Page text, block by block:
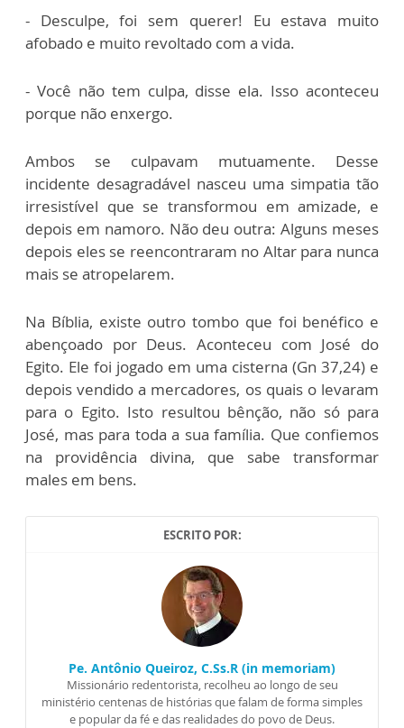
- Desculpe, foi sem querer! Eu estava muito
afobado e muito revoltado com a vida.
- Você não tem culpa, disse ela. Isso aconteceu
porque não enxergo.
Ambos se culpavam mutuamente. Desse
incidente desagradável nasceu uma simpatia tão
irresistível que se transformou em amizade, e
depois em namoro. Não deu outra: Alguns meses
depois eles se reencontraram no Altar para nunca
mais se atropelarem.
Na Bíblia, existe outro tombo que foi benéfico e
abençoado por Deus. Aconteceu com José do
Egito. Ele foi jogado em uma cisterna (Gn 37,24) e
depois vendido a mercadores, os quais o levaram
para o Egito. Isto resultou bênção, não só para
José, mas para toda a sua família. Que confiemos
na providência divina, que sabe transformar
males em bens.
ESCRITO POR:
Pe. Antônio Queiroz, C.Ss.R (in memoriam)
Missionário redentorista, recolheu ao longo de seu
ministério centenas de histórias que falam de forma simples
e popular da fé e das realidades do povo de Deus.